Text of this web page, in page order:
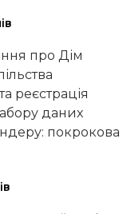
про Дім
реєстрація
даних
покрокова